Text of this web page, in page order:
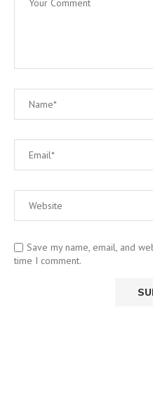
Save my name, email, and
time I comment.